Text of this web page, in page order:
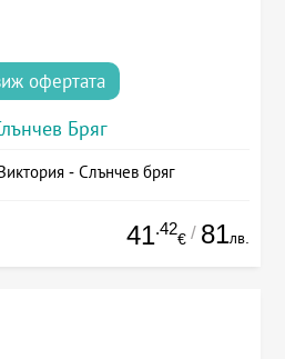
офертата
Бряг
- Слънчев бряг
41.42
€ / 81лв.